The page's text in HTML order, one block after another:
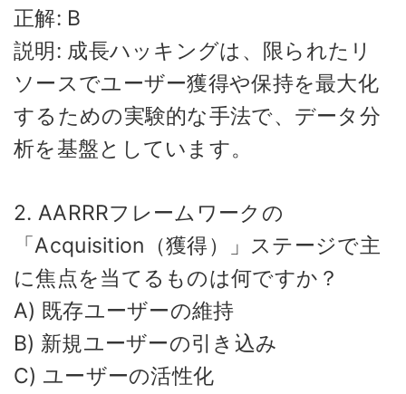
正解: B
説明: 成長ハッキングは、限られたリ
ソースでユーザー獲得や保持を最大化
するための実験的な手法で、データ分
析を基盤としています。
2. AARRRフレームワークの
「Acquisition（獲得）」ステージで主
に焦点を当てるものは何ですか？
A) 既存ユーザーの維持
B) 新規ユーザーの引き込み
C) ユーザーの活性化